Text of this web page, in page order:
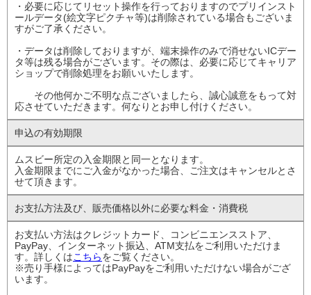
・必要に応じてリセット操作を行っておりますのでプリインスト
ールデータ(絵文字ピクチャ等)は削除されている場合もございま
すがご了承ください。
・データは削除しておりますが、端末操作のみで消せないICデー
タ等は残る場合がございます。その際は、必要に応じてキャリア
ショップで削除処理をお願いいたします。
その他何かご不明な点ございましたら、誠心誠意をもって対
応させていただきます。何なりとお申し付けください。
申込の有効期限
ムスビー所定の入金期限と同一となります。
入金期限までにご入金がなかった場合、ご注文はキャンセルとさ
せて頂きます。
お支払方法及び、 販売価格以外に必要な料金・消費税
お支払い方法はクレジットカード、コンビニエンスストア、
PayPay、インターネット振込、ATM支払をご利用いただけま
す。詳しくはこちらをご覧ください。
※売り手様によってはPayPayをご利用いただけない場合がござ
います。